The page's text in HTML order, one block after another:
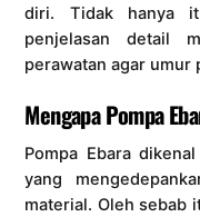
diri. Tidak hanya
penjelasan detail
perawatan agar umur
Mengapa Pompa
Pompa Ebara
yang
material. Oleh sebab